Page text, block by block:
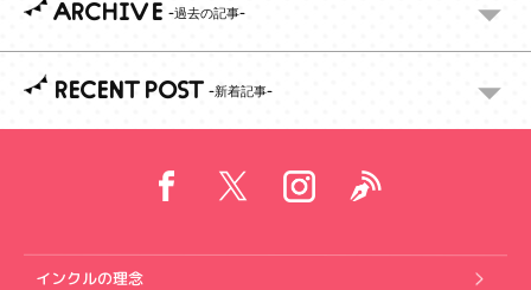
ARCHIVE
RECENT POST
インクルの理念